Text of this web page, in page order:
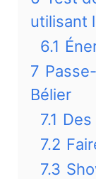
utilisant
6.1
7
Bélier
7.1
7.2
7.3